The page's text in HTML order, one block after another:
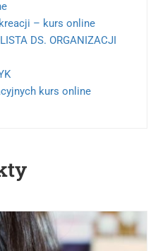
– kurs online
DS. ORGANIZACJI
kurs online